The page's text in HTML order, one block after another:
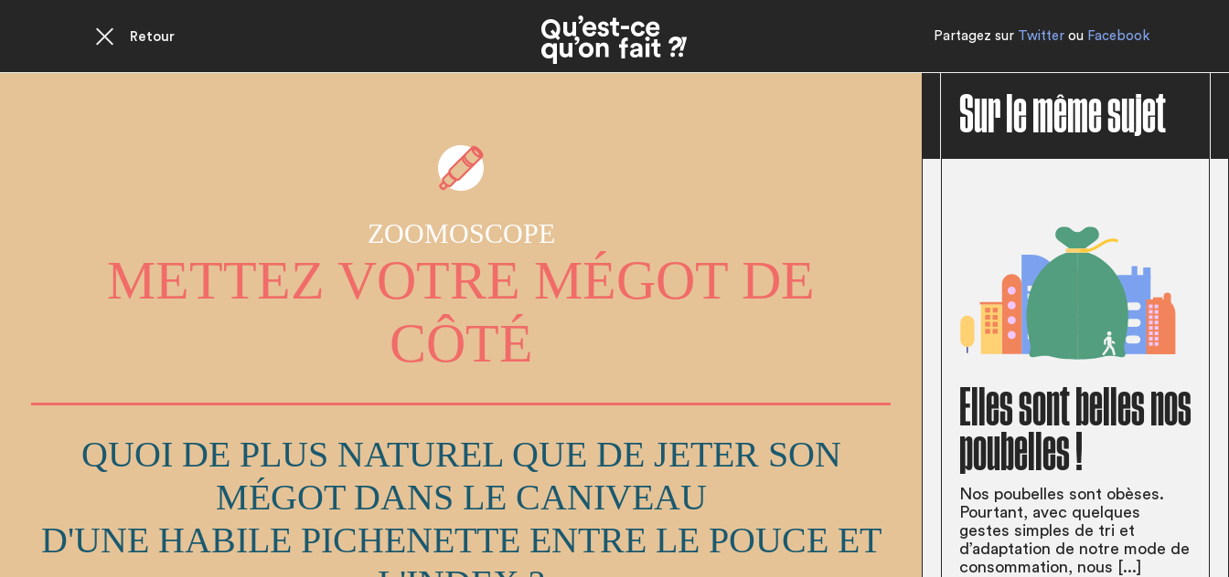
Retour Partagez sur Twitter ou Facebook
Sur le même sujet
Elles sont belles nos
poubelles !
Nos poubelles sont obèses.
Pourtant, avec quelques
gestes simples de tri et
d’adaptation de notre mode de
consommation, nous [...]